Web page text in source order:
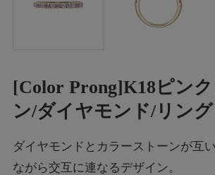
[Color Prong]K18ピン
ン/ダイヤモンド/リング
ダイヤモンドとカラーストーンが互
ながら交互に連なるデザイン。